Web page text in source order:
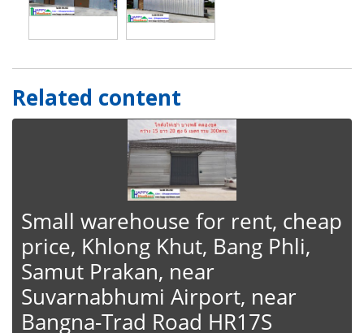
Related content
Small warehouse for rent, cheap
price, Khlong Khut, Bang Phli,
Samut Prakan, near
Suvarnabhumi Airport, near
Bangna-Trad Road HR17S